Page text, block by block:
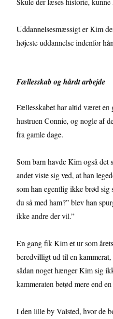
Uddannelsesmæssigt er Kim
højeste uddannelse indenfor
Fællesskab og hårdt arbejde
Fællesskabet har altid været
hustruen Connie, og nogle af
fra gamle dage.
Som barn havde Kim også det
andet viste sig ved, at han
som han egentlig ikke brød
du så med ham?” blev han
ikke andre der vil.”
En gang fik Kim et ur som
beredvilligt ud til en
sådan noget hænger Kim sig
kammeraten betød mere end
I den lille by Valsted, hvor de